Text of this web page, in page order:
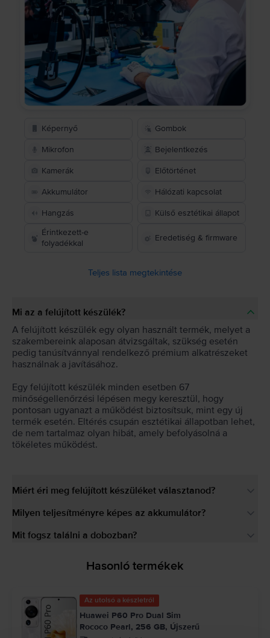
Képernyő Gombok
Mikrofon Bejelentkezés
Kamerák Előtörténet
Akkumulátor Hálózati kapcsolat
Hangzás
Külső esztétikai állapot
Érintkezett-e
folyadékkal
Eredetiség & firmware
Teljes lista megtekintése
Mi az a felújított készülék?
A felújított készülék egy olyan használt termék, melyet a
szakembereink alaposan átvizsgáltak, szükség esetén
pedig tanúsítvánnyal rendelkező prémium alkatrészeket
használnak a javításához.
Egy felújított készülék minden esetben 67
minőségellenőrzési lépésen megy keresztül, hogy
pontosan ugyanazt a működést biztosítsuk, mint egy új
termék esetén. Eltérés csupán esztétikai állapotban lehet,
de nem tartalmaz olyan hibát, amely befolyásolná a
tökéletes működést.
Miért éri meg felújított készüléket választanod?
Milyen teljesítményre képes az akkumulátor?
Mit fogsz találni a dobozban?
Hasonló termékek
Az utolsó a készletről
Huawei P60 Pro Dual Sim
Rococo Pearl, 256 GB, Újszerű